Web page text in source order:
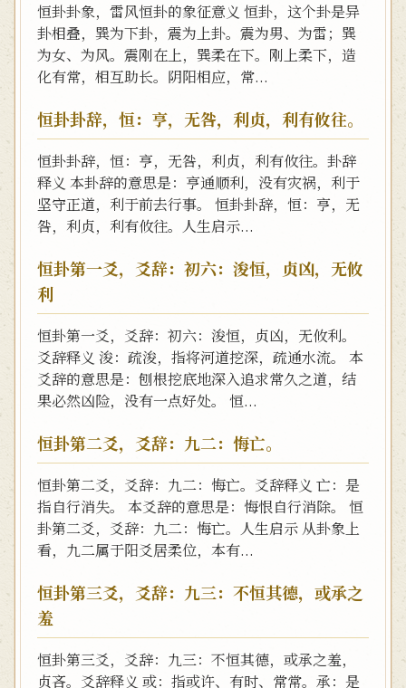
恒卦卦象，雷风恒卦的象征意义 恒卦，这个卦是异
卦相叠，巽为下卦，震为上卦。震为男、为雷；巽
为女、为风。震刚在上，巽柔在下。刚上柔下，造
化有常，相互助长。阴阳相应，常...
恒卦卦辞，恒：亨，无咎，利贞，利有攸往。
恒卦卦辞，恒：亨，无咎，利贞，利有攸往。卦辞
释义 本卦辞的意思是：亨通顺利，没有灾祸，利于
坚守正道，利于前去行事。 恒卦卦辞，恒：亨，无
咎，利贞，利有攸往。人生启示...
恒卦第一爻，爻辞：初六：浚恒，贞凶，无攸
利
恒卦第一爻，爻辞：初六：浚恒，贞凶，无攸利。
爻辞释义 浚：疏浚，指将河道挖深，疏通水流。 本
爻辞的意思是：刨根挖底地深入追求常久之道，结
果必然凶险，没有一点好处。 恒...
恒卦第二爻，爻辞：九二：悔亡。
恒卦第二爻，爻辞：九二：悔亡。爻辞释义 亡：是
指自行消失。 本爻辞的意思是：悔恨自行消除。 恒
卦第二爻，爻辞：九二：悔亡。人生启示 从卦象上
看，九二属于阳爻居柔位，本有...
恒卦第三爻，爻辞：九三：不恒其德，或承之
羞
恒卦第三爻，爻辞：九三：不恒其德，或承之羞，
贞吝。爻辞释义 或：指或许、有时、常常。承：是